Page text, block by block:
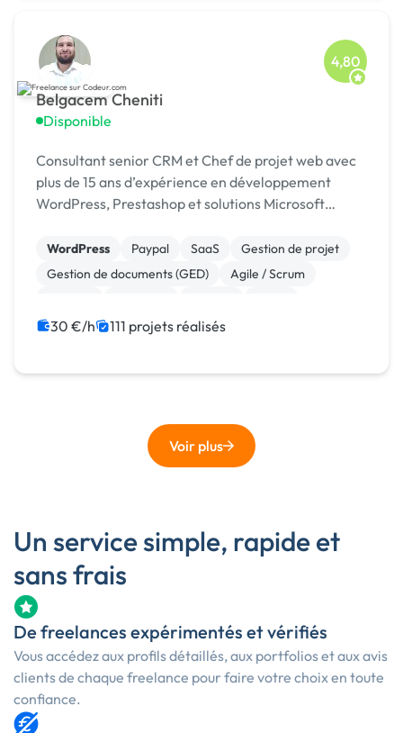
Belgacem Cheniti
Disponible
4,80
Consultant senior CRM et Chef de projet web avec
plus de 15 ans d’expérience en développement
WordPress, Prestashop et solutions Microsoft
WordPress Paypal SaaS
Gestion de projet
Gestion de documents (GED)
Agile / Scrum
30 €/h 111 projets réalisés
Voir plus
Un service simple, rapide et
sans frais
De freelances expérimentés et vérifiés
Vous accédez aux profils détaillés, aux portfolios et aux avis
clients de chaque freelance pour faire votre choix en toute
confiance.